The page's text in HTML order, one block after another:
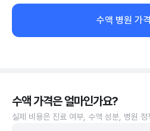
수액 병원 가
수액 가격은 얼마인가요?
실제 비용은 진료 여부, 수액 성분, 병원